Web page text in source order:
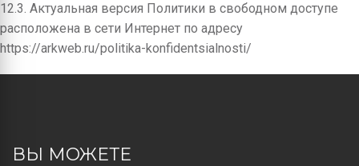
12.3. Актуальная версия Политики в свободном доступе
расположена в сети Интернет по адресу
https://arkweb.ru/politika-konfidentsialnosti/
ВЫ МОЖЕТЕ